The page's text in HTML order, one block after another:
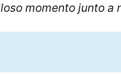
junto a